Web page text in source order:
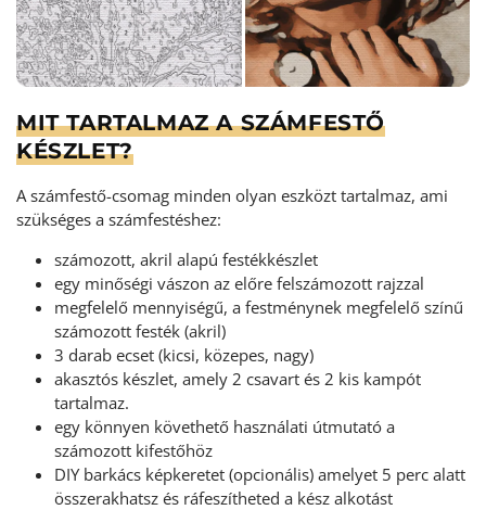
MIT TARTALMAZ A SZÁMFESTŐ
KÉSZLET?
A számfestő-csomag minden olyan eszközt tartalmaz, ami
szükséges a számfestéshez:
számozott, akril alapú festékkészlet
egy minőségi vászon az előre felszámozott rajzzal
megfelelő mennyiségű, a festménynek megfelelő színű
számozott festék (akril)
3 darab ecset (kicsi, közepes, nagy)
akasztós készlet, amely 2 csavart és 2 kis kampót
tartalmaz.
egy könnyen követhető használati útmutató a
számozott kifestőhöz
DIY barkács képkeretet (opcionális) amelyet 5 perc alatt
összerakhatsz és ráfeszítheted a kész alkotást